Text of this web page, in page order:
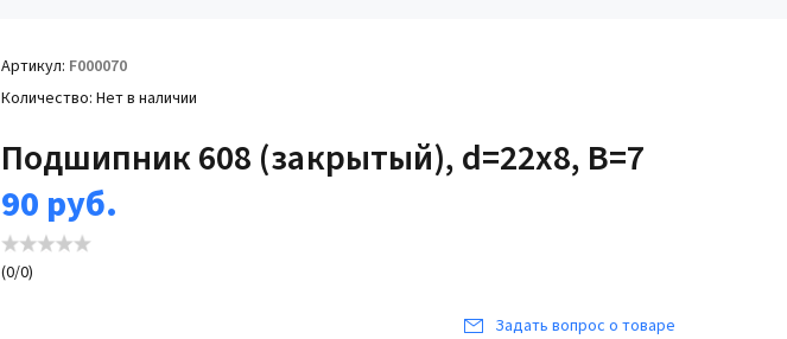
Артикул F000070
Количество Нет в наличии
Подшипник 608 (закрытый), d=22x8, B=7
90 руб.
(0/0)
Задать вопрос о товаре